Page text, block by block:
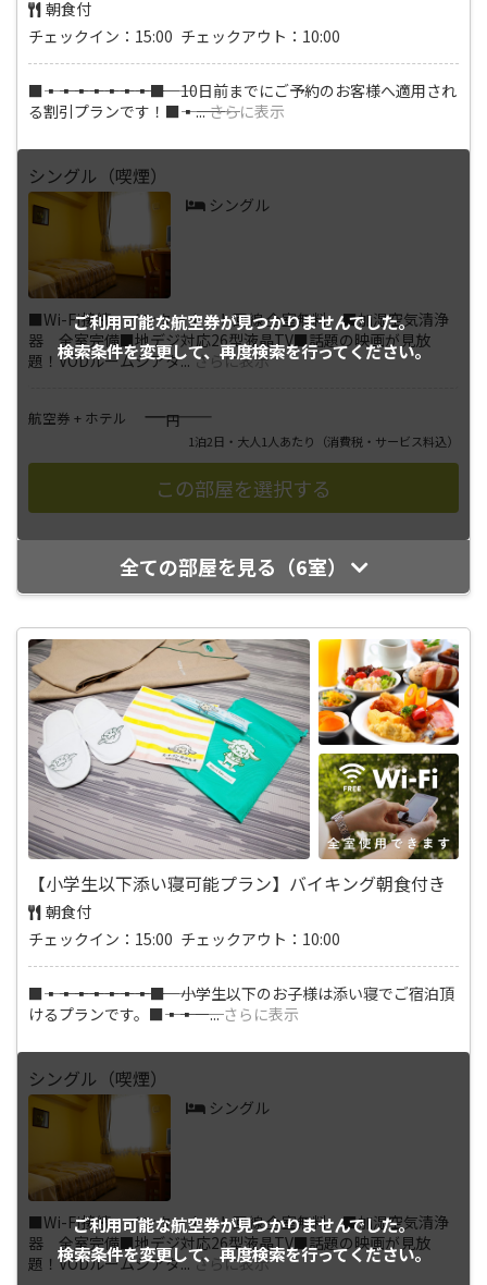
朝食付
チェックイン：15:00 チェックアウト：10:00
■―――▪―――▪―――▪―――▪―――▪―――▪―――▪―――■ 10日前までにご予約のお客様へ適用され
る割引プランです！■―――▪―――...さらに表示
ご利用可能な航空券が見つかりませんでした。
検索条件を変更して、再度検索を行ってください。
シングル（喫煙）
シングル
■Wi-Fi接続・インターネット回線 全室無料 ■加湿空気清浄
器 全室完備■地デジ対応26型液晶TV■話題の映画が見放
題！VODルームシアタ... さらに表示
航空券 + ホテル ――――円
1泊2日・大人1人あたり （消費税・サービス料込）
全ての部屋を見る（6室）
【小学生以下添い寝可能プラン】バイキング朝食付き
朝食付
チェックイン：15:00 チェックアウト：10:00
■―――▪―――▪―――▪―――▪―――▪―――▪―――▪―――■ 小学生以下のお子様は添い寝でご宿泊頂
けるプランです。■―――▪―――▪―...さらに表示
ご利用可能な航空券が見つかりませんでした。
検索条件を変更して、再度検索を行ってください。
シングル（喫煙）
シングル
■Wi-Fi接続・インターネット回線 全室無料 ■加湿空気清浄
器 全室完備■地デジ対応26型液晶TV■話題の映画が見放
題！VODルームシアタ... さらに表示